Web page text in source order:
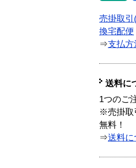
売掛取
換宅配便
⇒支払
送料に
1つのご
※売掛取
無料！
⇒送料に